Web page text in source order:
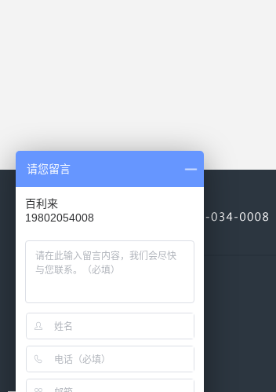
公司资质
发展历程
请您留言
百利来
19802054008